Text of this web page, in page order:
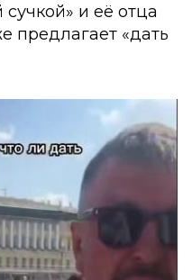
сучкой» и её отца
предлагает «дать